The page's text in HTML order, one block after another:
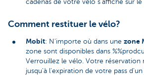
cadenas de votre vélo s'affiche sur le
Comment restituer le vélo?
Mobit: N'importe où dans une zone
zone sont disponibles dans
Verrouillez le vélo. Votre réservation
jusqu'à l'expiration de votre pass